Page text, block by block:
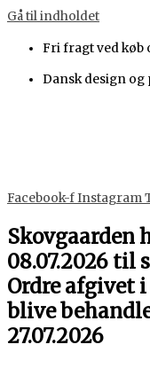
Gå til indholdet
Fri fragt ved køb
Dansk design
Facebook-fInstagram
Skovgaarden
08.07.2026 til
Ordre afgivet
blive
27.07.2026